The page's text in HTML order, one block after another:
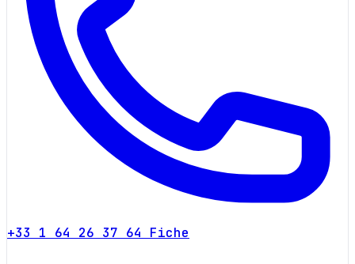
+33 1 64 26 37 64 Fiche